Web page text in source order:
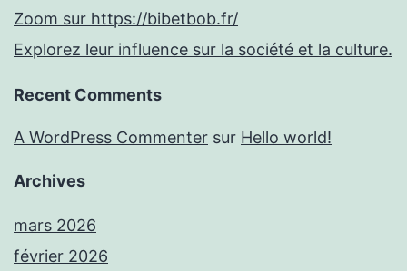
Zoom sur https://bibetbob.fr/
Explorez leur influence sur la société et la culture.
Recent Comments
A WordPress Commenter sur Hello world!
Archives
mars 2026
février 2026